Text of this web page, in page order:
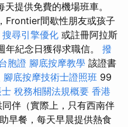
天提供免費的機場班車。
Frontier間歇性朋友或孩子
搜尋引擎優化 或註冊阿拉斯
年紀念日獲得求職信。 撥
胞證 腳底按摩教學 該證書
腳底按摩技術士證照班 99
稅務相關法規概要 香港
伴（實際上，只有西南伴
早餐，每天早晨提供熱食